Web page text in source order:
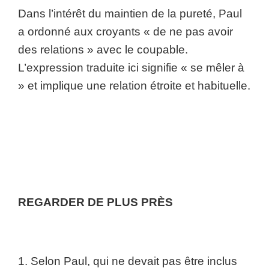
Dans l’intérêt du maintien de la pureté, Paul
a ordonné aux croyants « de ne pas avoir
des relations » avec le coupable.
L’expression traduite ici signifie « se mêler à
» et implique une relation étroite et habituelle.
REGARDER DE PLUS PRÈS
1. Selon Paul, qui ne devait pas être inclus